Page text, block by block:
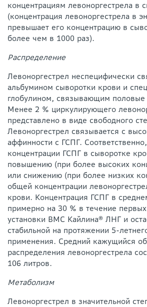
концентрациям левоноргестрела в
(концентрация левоноргестрела в
превышает его концентрацию в
более чем в 1000 раз).
Распределение
Левоноргестрел неспецифически
альбумином сыворотки крови и
глобулином, связывающим
Менее 2 % циркулирующего
представлено в виде свободного
Левоноргестрел связывается с
аффинности с ГСПГ.
концентрации ГСПГ в сыворотке
повышению (при более высоких
или снижению (при более низких
общей концентрации
крови. Концентрация ГСПГ в
примерно на 30 % в течение
установки ВМС Кайлина® ЛНГ и
стабильной на протяжении 5-
применения. Средний кажущийся
распределения левоноргестрела
106 литров.
Метаболизм
Левоноргестрел в значительной